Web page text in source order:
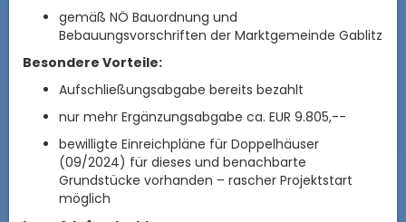
gemäß NÖ Bauordnung und
Bebauungsvorschriften der Marktgemeinde Gablitz
Besondere Vorteile:
Aufschließungsabgabe bereits bezahlt
nur mehr Ergänzungsabgabe ca. EUR 9.805,--
bewilligte Einreichpläne für Doppelhäuser
(09/2024) für dieses und benachbarte
Grundstücke vorhanden – rascher Projektstart
möglich